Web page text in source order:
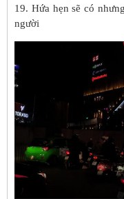
19. Hứa hẹn sẽ có
người